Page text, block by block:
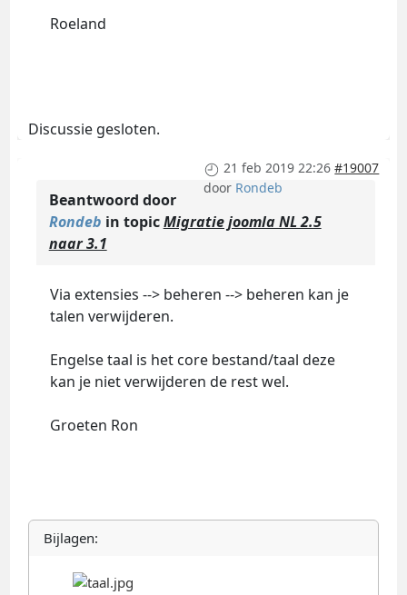
Roeland
Discussie gesloten.
21 feb 2019 22:26 #19007
door Rondeb
Beantwoord door
Rondeb in topicMigratie joomla NL 2.5
naar 3.1
Via extensies --> beheren --> beheren kan je
talen verwijderen.
Engelse taal is het core bestand/taal deze
kan je niet verwijderen de rest wel.
Groeten Ron
Bijlagen: